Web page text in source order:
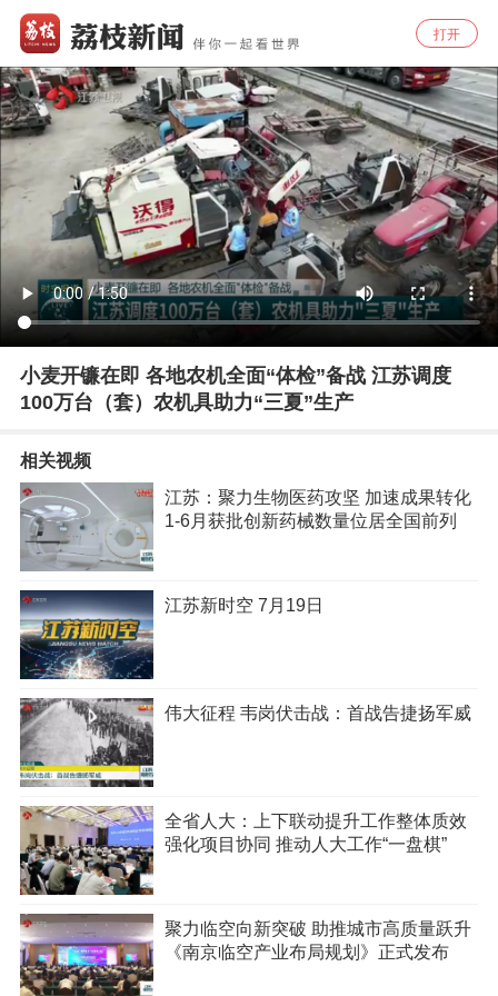
打开
小麦开镰在即 各地农机全面“体检”备战 江苏调度
100万台（套）农机具助力“三夏”生产
相关视频
江苏：聚力生物医药攻坚 加速成果转化
1-6月获批创新药械数量位居全国前列
江苏新时空 7月19日
伟大征程 韦岗伏击战：首战告捷扬军威
全省人大：上下联动提升工作整体质效
强化项目协同 推动人大工作“一盘棋”
聚力临空向新突破 助推城市高质量跃升
《南京临空产业布局规划》正式发布